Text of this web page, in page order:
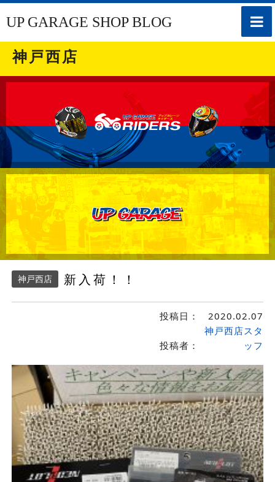
toggle
UP GARAGE SHOP BLOG
神戸西店
神戸西店 新入荷！！
投稿日： 2020.02.07
投稿者：
神戸西店スタ
ッフ